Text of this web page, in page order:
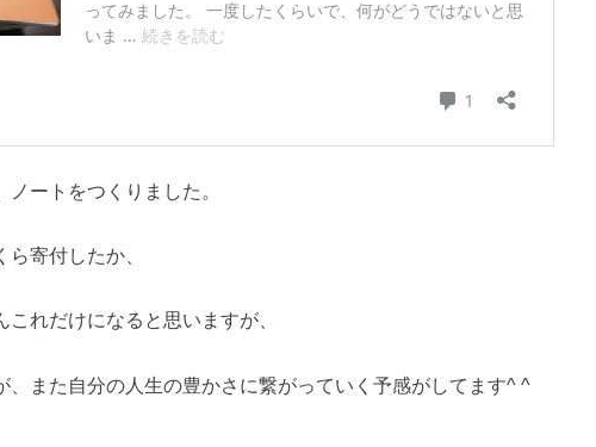
ートをつくりました。
寄付したか、
れだけになると思いますが、
、また自分の人生の豊かさに繋がっていく予感がしてます^ ^